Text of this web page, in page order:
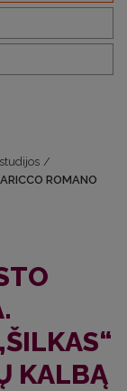
/
ROMANO
KALBĄ